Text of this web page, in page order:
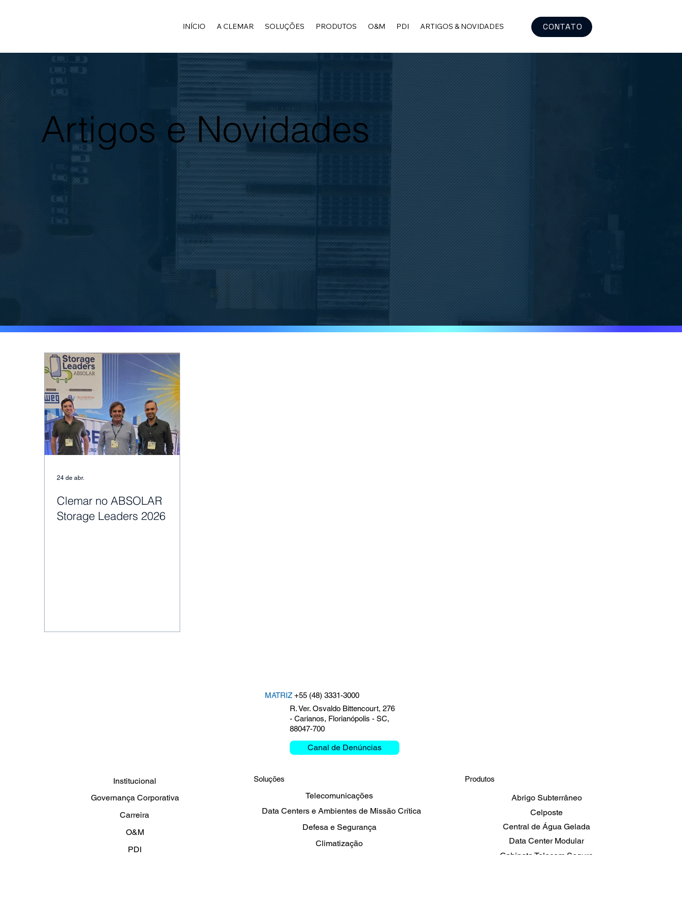
INÍCIO A CLEMAR SOLUÇÕES PRODUTOS O&M PDI ARTIGOS & NOVIDADES CONTATO
Artigos e Novidades
Clemar no ABSOLAR
Storage Leaders 2026
24 de abr.
MATRIZ +55 (48) 3331-3000
R. Ver. Osvaldo Bittencourt, 276
- Carianos, Florianópolis - SC,
88047-700
Canal de Denúncias
Produtos
Abrigo Subterrâneo
Celposte
Central de Água Gelada
Data Center Modular
Gabinete Telecom Seguro
Soluções
Telecomunicações
Data Centers e Ambientes de Missão Crítica
Defesa e Segurança
Climatização
Institucional
Governança Corporativa
Carreira
O&M
PDI